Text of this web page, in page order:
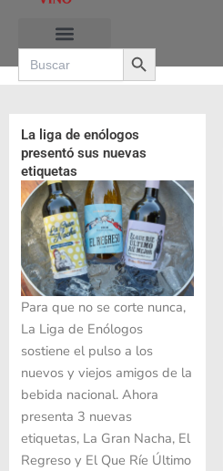
contenido
Search
for:
Search Button
La liga de enólogos
presentó sus nuevas
etiquetas
Para que no se corte nunca,
La Liga de Enólogos
sostiene el pulso a los
nuevos y viejos amigos de la
bebida nacional. Ahora
presenta 3 nuevas
etiquetas, La Gran Nacha, El
Regreso y El Que Ríe Último